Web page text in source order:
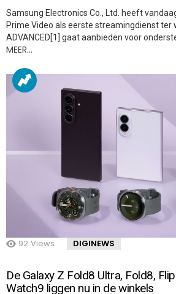
Samsung Electronics Co., Ltd. heeft
Prime Video als eerste streamingdienst ter
ADVANCED[1] gaat aanbieden voor
MEER…
92 Views DIGINEWS
De Galaxy Z Fold8 Ultra, Fold8,
Watch9 liggen nu in de winkels